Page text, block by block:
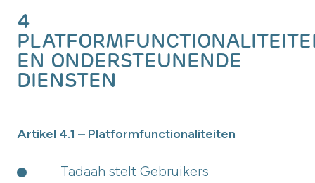
4
EN ONDERSTEUNENDE
DIENSTEN
Artikel 4.1 – Platformfunctionaliteiten
Tadaah stelt Gebruikers